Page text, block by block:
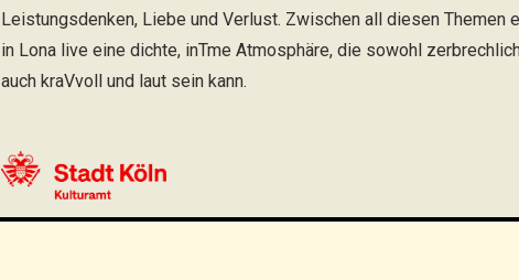
Leistungsdenken, Liebe und Verlust. Zwischen all diesen Themen
in Lona live eine dichte, inTme Atmosphäre, die sowohl
auch kraVvoll und laut sein kann.